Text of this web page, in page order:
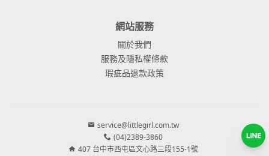
網站服務
關於我們
服務及隱私權條款
瑕疵品退款政策
service@littlegirl.com.tw
(04)2389-3860
407 台中市西屯區文心路三段155-1號